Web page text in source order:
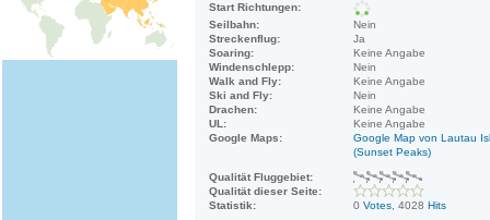
Start Richtungen:
Seilbahn:
Nein
Streckenflug:
Ja
Soaring:
Keine Angabe
Windenschlepp:
Nein
Walk and Fly:
Keine Angabe
Ski and Fly:
Nein
Drachen:
Keine Angabe
UL:
Keine Angabe
Google Maps:
Google Map von Lautau
(Sunset Peaks)
Qualität Fluggebiet:
Qualität dieser Seite:
Statistik:
0 Votes , 4028 Hits